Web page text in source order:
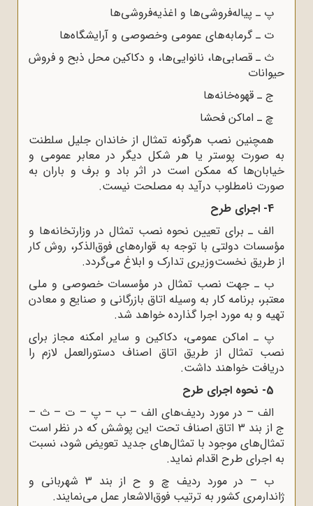
پ ـ پیاله‌فروشی‌ها و اغذیه‌فروشی‌ها
ت ـ گرمابه‌های عمومی وخصوصی و آرایشگاه‌ها
ث ـ قصابی‌ها، نانوایی‌ها، و دکاکین محل ذبح و فروش
حیوانات
ج ـ قهوه‌خانه‌ها
چ ـ اماکن فحشا
همچنین نصب هرگونه تمثال از خاندان جلیل سلطنت
به صورت پوستر یا هر شکل دیگر در معابر عمومی و
خیابان‌ها که ممکن است در اثر باد و برف و باران به
صورت نامطلوب درآید به مصلحت نیست.
4- اجرای طرح
الف ـ برای تعیین نحوه نصب تمثال در وزارتخانه‌ها و
مؤسسات دولتی با توجه به قواره‌های فوق‌الذکر، روش کار
از طریق نخست‌وزیری تدارک و ابلاغ می‌گردد.
ب ـ جهت نصب تمثال در مؤسسات خصوصی و ملی
معتبر، برنامه کار به وسیله اتاق بازرگانی و صنایع و معادن
تهیه و به مورد اجرا گذارده خواهد شد.
پ ـ اماکن عمومی، دکاکین و سایر امکنه مجاز برای
نصب تمثال از طریق اتاق اصناف دستورالعمل لازم را
دریافت خواهند داشت.
5- نحوه اجرای طرح
الف – در مورد ردیف‌های الف – ب – پ – ت – ث –
ج از بند 3 اتاق اصناف تحت این پوشش که در نظر است
تمثال‌های موجود با تمثال‌های جدید تعویض شود، نسبت
به اجرای طرح اقدام نماید.
ب – در مورد ردیف چ و ح از بند 3 شهربانی و
ژاندارمری کشور به ترتیب فوق‌الاشعار عمل می‌نمایند.